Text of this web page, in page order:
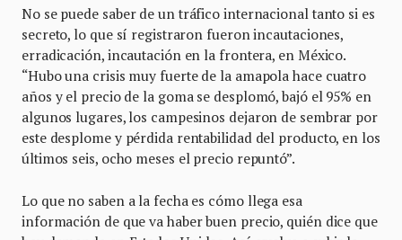
No se puede saber de un tráfico internacional tanto si es
secreto, lo que sí registraron fueron incautaciones,
erradicación, incautación en la frontera, en México.
“Hubo una crisis muy fuerte de la amapola hace cuatro
años y el precio de la goma se desplomó, bajó el 95% en
algunos lugares, los campesinos dejaron de sembrar por
este desplome y pérdida rentabilidad del producto, en los
últimos seis, ocho meses el precio repuntó”.
Lo que no saben a la fecha es cómo llega esa
información de que va haber buen precio, quién dice que